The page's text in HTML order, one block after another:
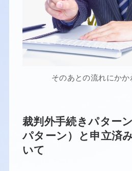
そのあとの流れにか
裁判外手続きパター
パターン）と申立済
いて